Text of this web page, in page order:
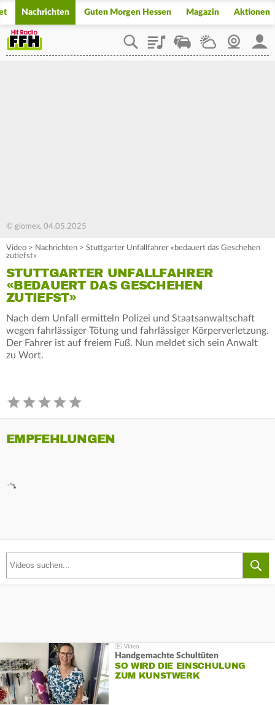
Nachrichten Guten Morgen Hessen Magazin Aktionen
PlaylistStaupilotWetterWebcam
© glomex, 04.05.2025
Video > Nachrichten > Stuttgarter Unfallfahrer «bedauert das Geschehen
zutiefst»
STUTTGARTER UNFALLFAHRER
«BEDAUERT DAS GESCHEHEN
ZUTIEFST»
Nach dem Unfall ermitteln Polizei und Staatsanwaltschaft
wegen fahrlässiger Tötung und fahrlässiger Körperverletzung.
Der Fahrer ist auf freiem Fuß. Nun meldet sich sein Anwalt
zu Wort.
EMPFEHLUNGEN
Handgemachte Schultüten
SO WIRD DIE EINSCHULUNG
ZUM KUNSTWERK